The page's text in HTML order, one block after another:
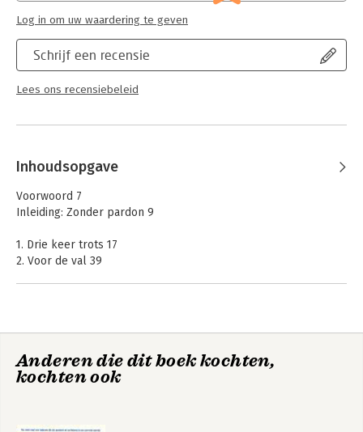
Schrijf een recensie
Lees ons recensiebeleid
Log in om uw waardering te geven
Inhoudsopgave
Voorwoord 7
Inleiding: Zonder pardon 9
1. Drie keer trots 17
2. Voor de val 39
Bronnen 193
Anderen die dit boek kochten,
kochten ook